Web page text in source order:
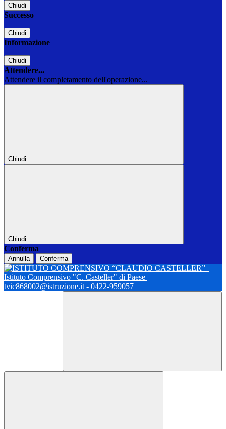
Chiudi
Successo
Chiudi
Informazione
Chiudi
Attendere...
Attendere il completamento dell'operazione...
Chiudi
Chiudi
Conferma
Annulla Conferma
Istituto Comprensivo "C. Casteller" di Paese
tvic868002@istruzione.it - 0422-959057